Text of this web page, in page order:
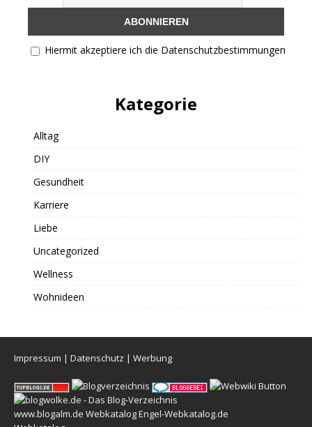
Hiermit akzeptiere ich die Datenschutzbestimmungen
Kategorie
Alltag
DIY
Gesundheit
Karriere
Liebe
Uncategorized
Wellness
Wohnideen
Impressum | Datenschutz | Werbung
www.blogalm.de WebkatalogEngel-Webkatalog.de